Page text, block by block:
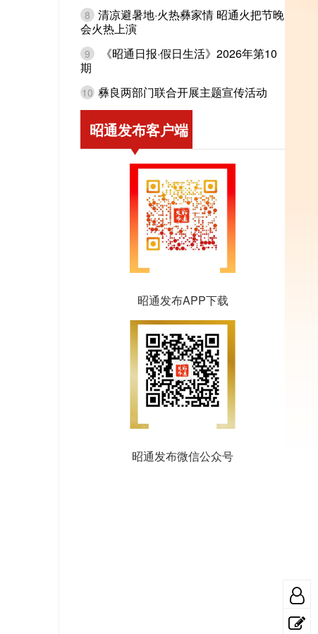
8 清凉避暑地·火热彝家情 昭通火把节晚
会火热上演
9
《昭通日报·假日生活》2026年第10
期
10 彝良两部门联合开展主题宣传活动
昭通发布客户端
昭通发布APP下载
昭通发布微信公众号